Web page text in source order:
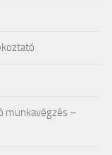
munkavégzés –